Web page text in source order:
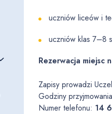
uczniów liceów i
uczniów klas 7–8
Rezerwacja miejsc
Zapisy prowadzi
Godziny
Numer telefonu: 14